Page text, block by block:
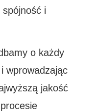
i
o każdy
wprowadzając
jakość